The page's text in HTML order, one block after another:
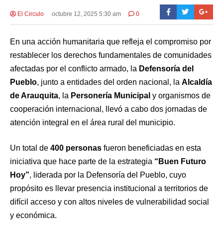
El Circulo octubre 12, 2025 5:30 am 0
En una acción humanitaria que refleja el compromiso por
restablecer los derechos fundamentales de comunidades
afectadas por el conflicto armado, la Defensoría del
Pueblo, junto a entidades del orden nacional, la Alcaldía
de Arauquita, la Personería Municipal y organismos de
cooperación internacional, llevó a cabo dos jornadas de
atención integral en el área rural del municipio.
Un total de 400 personas fueron beneficiadas en esta
iniciativa que hace parte de la estrategia “Buen Futuro
Hoy”, liderada por la Defensoría del Pueblo, cuyo
propósito es llevar presencia institucional a territorios de
difícil acceso y con altos niveles de vulnerabilidad social
y económica.